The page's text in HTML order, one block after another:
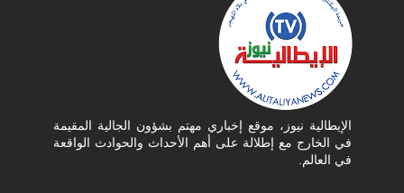
الإيطالية نيوز، موقع إخباري مهتم بشؤون الجالية المقيمة
في الخارج مع إطلالة على أهم الأحداث والحوادث الواقعة
في العالم.